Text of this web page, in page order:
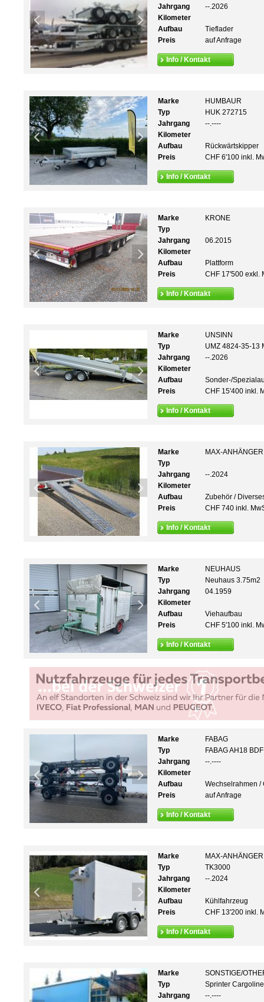
Jahrgang
--.2026
Kilometer
Aufbau
Tieflader
Preis
auf Anfrage
Info / Kontakt
Marke
HUMBAUR
Typ
HUK 272715
Jahrgang
--.----
Kilometer
Aufbau
Rückwärtskipper
Preis
CHF 6'100 inkl.
Info / Kontakt
Marke
KRONE
Typ
Jahrgang
06.2015
Kilometer
Aufbau
Plattform
Preis
CHF 17'500 exkl.
Info / Kontakt
Marke
UNSINN
Typ
UMZ 4824-35-13
Jahrgang
--.2026
Kilometer
Aufbau
Sonder-/
Preis
CHF 15'400 inkl.
Info / Kontakt
Marke
MAX-ANHÄNGER
Typ
Jahrgang
--.2024
Kilometer
Aufbau
Zubehör /
Preis
CHF 740 inkl.
Info / Kontakt
Marke
NEUHAUS
Typ
Neuhaus 3.75m2
Jahrgang
04.1959
Kilometer
Aufbau
Viehaufbau
Preis
CHF 5'100 inkl.
Info / Kontakt
Marke
FABAG
Typ
FABAG AH18
Jahrgang
--.----
Kilometer
Aufbau
Wechselrahmen /
Preis
auf Anfrage
Info / Kontakt
Marke
MAX-ANHÄNGER
Typ
TK3000
Jahrgang
--.2024
Kilometer
Aufbau
Kühlfahrzeug
Preis
CHF 13'200 inkl.
Info / Kontakt
Marke
SONSTIGE/
Typ
Sprinter
Jahrgang
--.----